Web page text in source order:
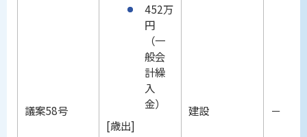
議案58号
452万
円
（一
般会
計繰
入
金）
[歳出]
建設 －